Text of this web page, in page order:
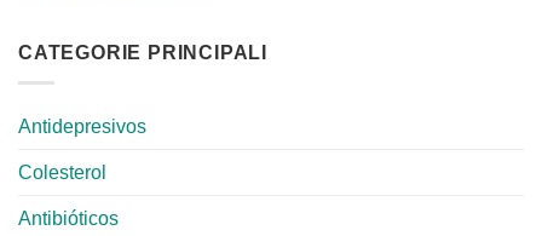
CATEGORIE PRINCIPALI
Antidepresivos
Colesterol
Antibióticos